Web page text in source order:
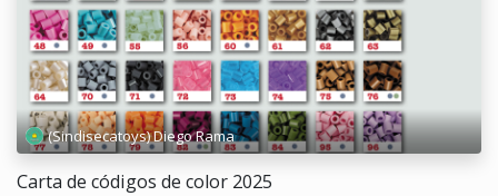
(Sindisecatoys) Diego Rama
Carta de códigos de color 2025